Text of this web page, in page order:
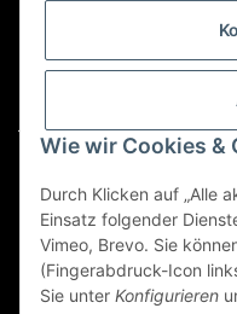
Wie wir Cookies &
Durch Klicken auf „Alle
Einsatz folgender
Vimeo, Brevo. Sie
(Fingerabdruck-Icon
Sie unter Konfigurieren
custom@htr-shop.com
Für Trikot-Anfragen
teamwear@htr-
Für Reklamationen
reklamation@htr-